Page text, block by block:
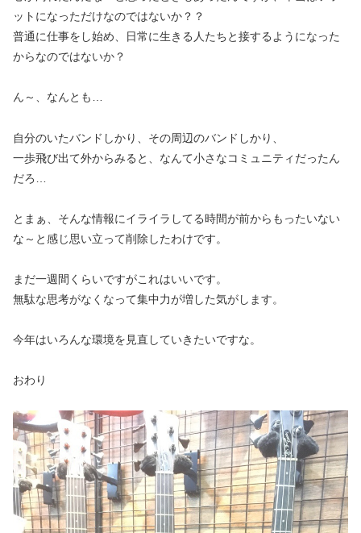
ットになっただけなのではないか？？
普通に仕事をし始め、日常に生きる人たちと接するようになった
からなのではないか？
ん～、なんとも…
自分のいたバンドしかり、その周辺のバンドしかり、
一歩飛び出て外からみると、なんて小さなコミュニティだったん
だろ…
とまぁ、そんな情報にイライラしてる時間が前からもったいない
な～と感じ思い立って削除したわけです。
まだ一週間くらいですがこれはいいです。
無駄な思考がなくなって集中力が増した気がします。
今年はいろんな環境を見直していきたいですな。
おわり